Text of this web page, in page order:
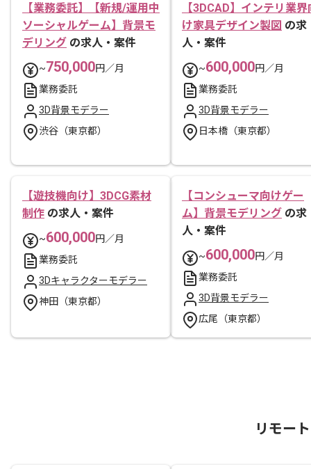
【業務委託】【新規/運用中
ソーシャルゲーム】背景モ
デリング の求人・案件
~750,000円／月
業務委託
3D背景モデラー
渋谷（東京都）
【3DCAD】インテリ業界
け家具デザイン製図 の求
人・案件
~600,000円／月
業務委託
3D背景モデラー
日本橋（東京都）
【遊技機向け】3DCG素材
制作 の求人・案件
~600,000円／月
業務委託
3Dキャラクターモデラー
神田（東京都）
【コンシューマ向けゲー
ム】背景モデリング の求
人・案件
~600,000円／月
業務委託
3D背景モデラー
広尾（東京都）
リモー